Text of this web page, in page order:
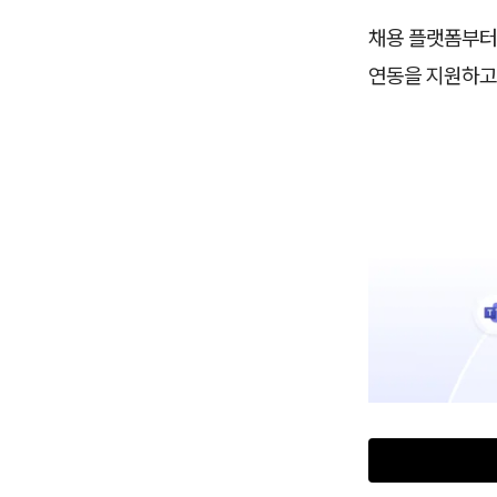
채용 플랫폼부
연동을 지원하